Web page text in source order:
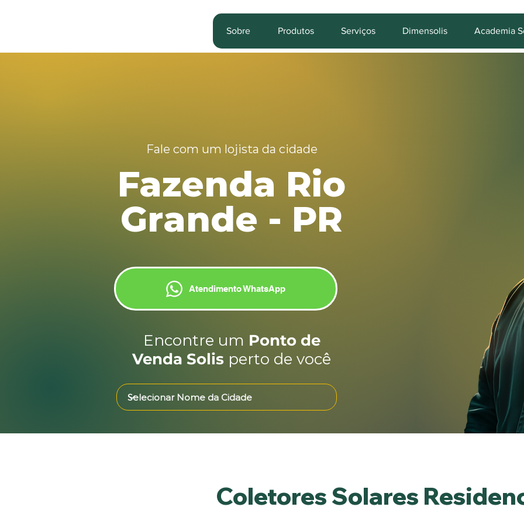
Sobre Produtos Serviços Dimensolis Academia
Fale com um lojista da cidade
Fazenda Rio
Grande - PR
Atendimento WhatsApp
Encontre um Ponto de
Venda Solis perto de você
Coletores Solares